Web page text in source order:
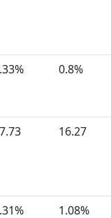
0.8%
16.27
1.08%